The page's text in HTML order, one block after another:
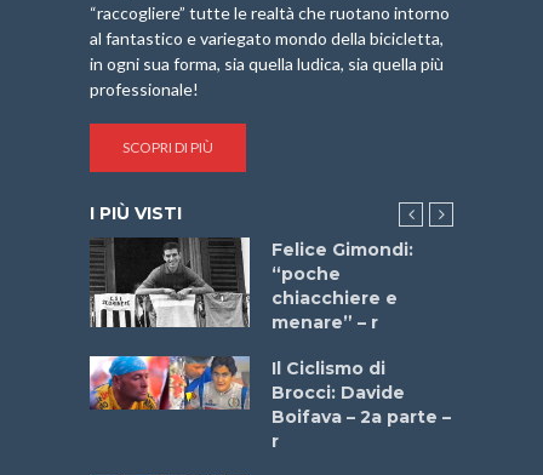
“raccogliere” tutte le realtà che ruotano intorno
al fantastico e variegato mondo della bicicletta,
in ogni sua forma, sia quella ludica, sia quella più
professionale!
SCOPRI DI PIÙ
I PIÙ VISTI
Felice Gimondi:
“poche
chiacchiere e
menare” – r
Il Ciclismo di
Brocci: Davide
Boifava – 2a parte –
r